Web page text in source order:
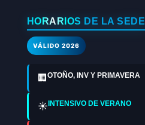
HORARIOS DE LA SEDE
VÁLIDO 2026
🏢 OTOÑO, INV Y PRIMAVERA
☀️INTENSIVO DE VERANO